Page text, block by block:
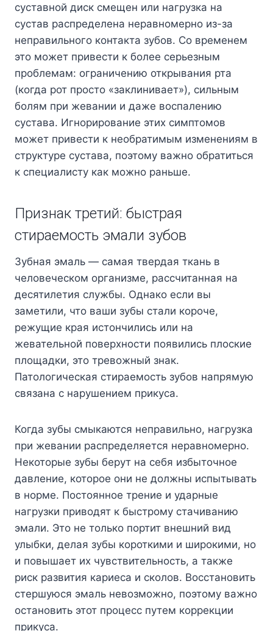
суставной диск смещен или нагрузка на
сустав распределена неравномерно из-за
неправильного контакта зубов. Со временем
это может привести к более серьезным
проблемам: ограничению открывания рта
(когда рот просто «заклинивает»), сильным
болям при жевании и даже воспалению
сустава. Игнорирование этих симптомов
может привести к необратимым изменениям в
структуре сустава, поэтому важно обратиться
к специалисту как можно раньше.
Признак третий: быстрая
стираемость эмали зубов
Зубная эмаль — самая твердая ткань в
человеческом организме, рассчитанная на
десятилетия службы. Однако если вы
заметили, что ваши зубы стали короче,
режущие края истончились или на
жевательной поверхности появились плоские
площадки, это тревожный знак.
Патологическая стираемость зубов напрямую
связана с нарушением прикуса.
Когда зубы смыкаются неправильно, нагрузка
при жевании распределяется неравномерно.
Некоторые зубы берут на себя избыточное
давление, которое они не должны испытывать
в норме. Постоянное трение и ударные
нагрузки приводят к быстрому стачиванию
эмали. Это не только портит внешний вид
улыбки, делая зубы короткими и широкими, но
и повышает их чувствительность, а также
риск развития кариеса и сколов. Восстановить
стершуюся эмаль невозможно, поэтому важно
остановить этот процесс путем коррекции
прикуса.